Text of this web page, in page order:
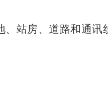
、站房、道路和通讯